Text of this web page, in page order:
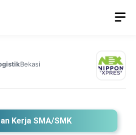
Bekasi
Kerja SMA/SMK